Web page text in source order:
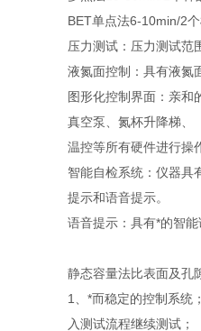
BET单点法6-10min/2
压力测试：压力测试范
液氮面控制：具有液氮
图形化控制界面：亲和
真空泵、氮杯升降梯、
温控等所有硬件进行操
智能自检系统：仪器具
提示和语音提示。
语音提示：具有*的智
静态容量法比表面及孔
1、*而稳定的控制系统
入测试流程继续测试；